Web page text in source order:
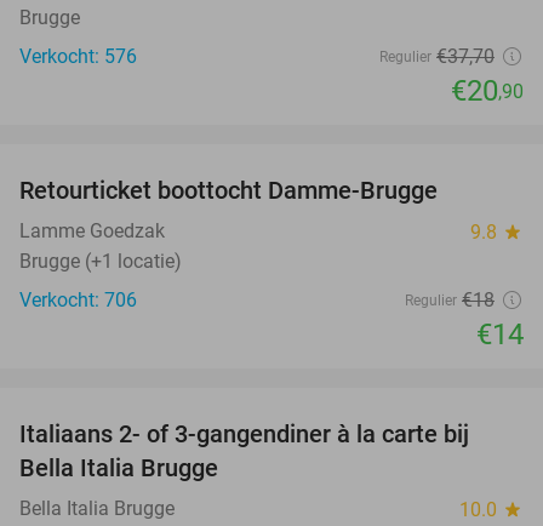
Brugge
Verkocht: 576
Regulier €37,70
€20,90
Retourticket boottocht Damme-Brugge
Lamme Goedzak 9.8 star
Brugge (+1 locatie)
Verkocht: 706
Regulier €18
€14
Italiaans 2- of 3-gangendiner à la carte bij
Bella Italia Brugge
Bella Italia Brugge 10.0 star